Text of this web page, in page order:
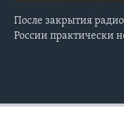
После закрытия
России практически